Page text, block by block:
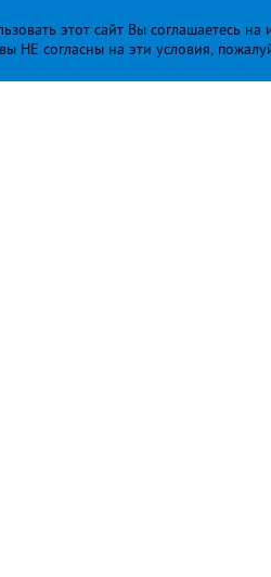
этот сайт Вы соглашаетесь
НЕ согласны на эти условия,